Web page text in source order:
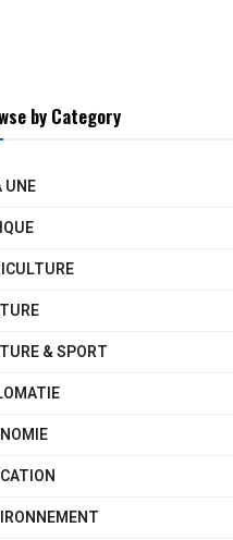
by Category
UNE
& SPORT